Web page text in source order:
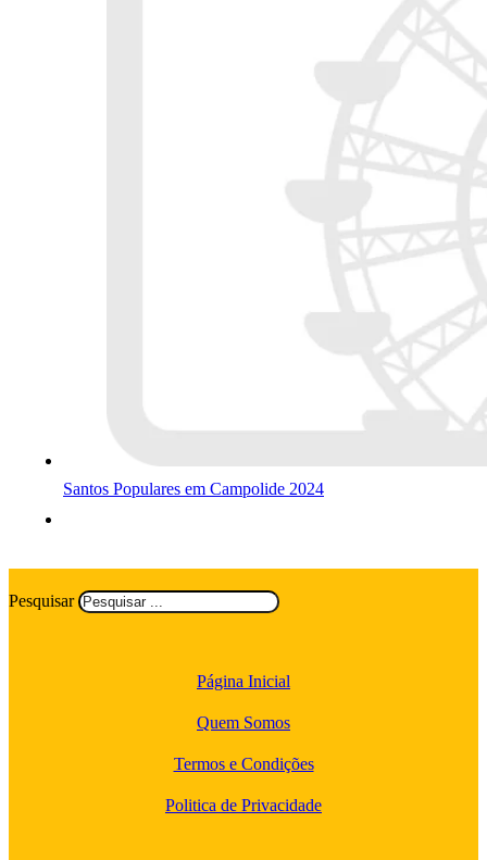
Santos Populares em Campolide 2024
Pesquisar
Página Inicial
Quem Somos
Termos e Condições
Politica de Privacidade